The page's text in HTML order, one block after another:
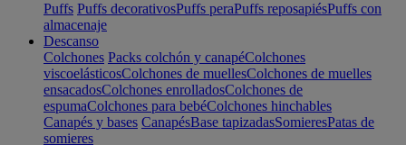
Puffs Puffs decorativosPuffs peraPuffs reposapiésPuffs con
almacenaje
Descanso
Colchones Packs colchón y canapéColchones
viscoelásticosColchones de muellesColchones de muelles
ensacadosColchones enrolladosColchones de
espumaColchones para bebéColchones hinchables
Canapés y bases CanapésBase tapizadasSomieresPatas de
somieres